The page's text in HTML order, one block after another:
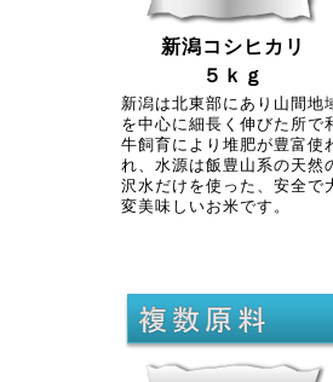
新潟コシヒカリ
５ｋｇ
新潟は北東部にあり山間地
を中心に細長く伸びた所で
牛飼育により堆肥が豊富使
れ、水源は飯豊山系の天然
沢水だけを使った、安全で
変美味しいお米です。